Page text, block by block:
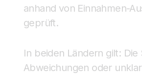
anhand von Einnahmen-
geprüft.
In beiden Ländern gilt:
Abweichungen oder